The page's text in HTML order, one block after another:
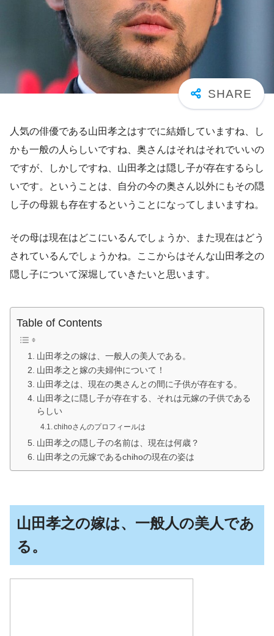
人気の俳優である山田孝之はすでに結婚していますね、し
かも一般の人らしいですね、奥さんはそれはそれでいいの
ですが、しかしですね、山田孝之は隠し子が存在するらし
いです。ということは、自分の今の奥さん以外にもその隠
し子の母親も存在するということになってしまいますね。
その母は現在はどこにいるんでしょうか、また現在はどう
されているんでしょうかね。ここからはそんな山田孝之の
隠し子について深堀していきたいと思います。
Table of Contents
山田孝之の嫁は、一般人の美人である。
山田孝之と嫁の夫婦仲について！
山田孝之は、現在の奥さんとの間に子供が存在する。
山田孝之に隠し子が存在する、それは元嫁の子供である
らしい
chihoさんのプロフィールは
山田孝之の隠し子の名前は、現在は何歳？
山田孝之の元嫁であるchihoの現在の姿は
山田孝之の嫁は、一般人の美人であ
る。